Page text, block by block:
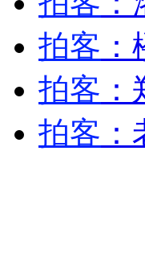
外交部：有关国
安徽一实载49人
拍客
拍客
拍客